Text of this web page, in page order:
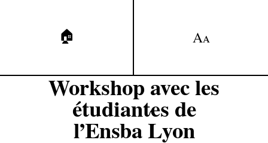
🏠 AA
Workshop avec les
étudiant·es de
l’Ensba Lyon